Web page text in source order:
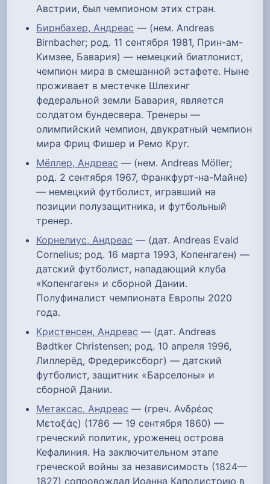
Австрии, был чемпионом этих стран.
Бирнбахер, Андреас — (нем. Andreas
Birnbacher; род. 11 сентября 1981, Прин-ам-
Кимзее, Бавария) — немецкий биатлонист,
чемпион мира в смешанной эстафете. Ныне
проживает в местечке Шлехинг
федеральной земли Бавария, является
солдатом бундесвера. Тренеры —
олимпийский чемпион, двукратный чемпион
мира Фриц Фишер и Ремо Круг.
Мёллер, Андреас — (нем. Andreas Möller;
род. 2 сентября 1967, Франкфурт-на-Майне)
— немецкий футболист, игравший на
позиции полузащитника, и футбольный
тренер.
Корнелиус, Андреас — (дат. Andreas Evald
Cornelius; род. 16 марта 1993, Копенгаген) —
датский футболист, нападающий клуба
«Копенгаген» и сборной Дании.
Полуфиналист чемпионата Европы 2020
года.
Кристенсен, Андреас — (дат. Andreas
Bødtker Christensen; род. 10 апреля 1996,
Лиллерёд, Фредериксборг) — датский
футболист, защитник «Барселоны» и
сборной Дании.
Метаксас, Андреас — (греч. Ανδρέας
Μεταξάς) (1786 — 19 сентября 1860) —
греческий политик, уроженец острова
Кефалиния. На заключительном этапе
греческой войны за независимость (1824—
1827) сопровождал Иоанна Каподистрию в